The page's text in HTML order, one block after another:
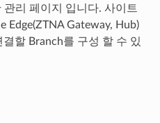
리 페이지 입니다. 사이트
Edge(ZTNA Gateway, Hub)
할 Branch를 구성 할 수 있